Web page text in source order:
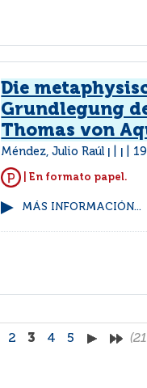
Die
Grundlegung
Thomas von
Méndez, Julio Raúl
| En formato papel.
MÁS INFORMACIÓN...
2 3 4 5